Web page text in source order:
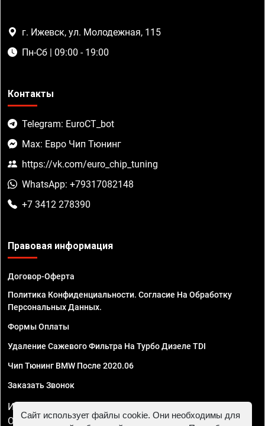
г. Ижевск, ул. Молодежная, 115
Пн-Сб | 09:00 - 19:00
Контакты
Telegram: EuroCT_bot
Max: Евро Чип Тюнинг
https://vk.com/euro_chip_tuning
WhatsApp: +79317082148
+7 3412 278390
Правовая информация
Договор-Оферта
Политика Конфиденциальности. Согласие На Обработку
Персональных Данных.
Формы Оплаты
Удаление Сажевого Фильтра На Турбо Дизеле TDI
Чип Тюнинг BMW После 2020.06
Заказать Звонок
ИП Смирнов Георгий Павлович. ИНН 781302555843,
ОГРНИП 324470400032610
Сайт использует файлы cookie. Они необходимы для